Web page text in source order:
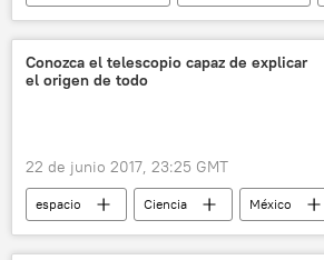
Perú
Andrés Rebolledo
Gonzalo Tamayo
noticias
Conozca el telescopio capaz de explicar
el origen de todo
22 de junio 2017, 23:25 GMT
espacio Ciencia
México
Universo
telescopio
cosmos